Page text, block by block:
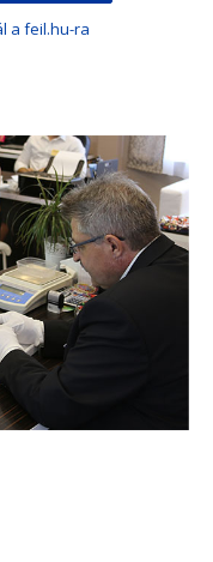
a feil.hu-ra